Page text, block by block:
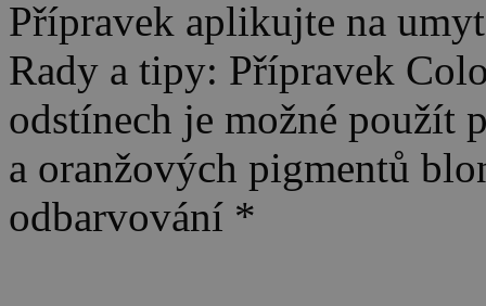
Přípravek aplikujte na
Rady a tipy: Přípravek
odstínech je možné použít
a oranžových pigmentů
odbarvování *